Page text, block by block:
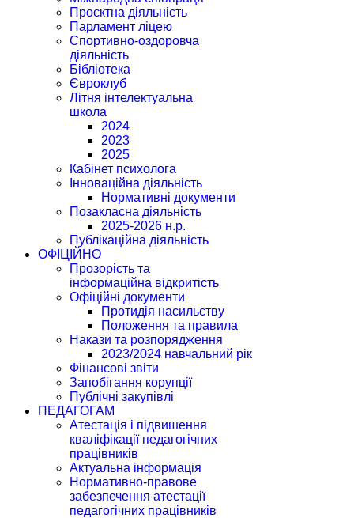
Проєктна діяльність
Парламент ліцею
Спортивно-оздоровча
діяльність
Бібліотека
Євроклуб
Літня інтелектуальна
школа
2024
2023
2025
Кабінет психолога
Інноваційна діяльність
Нормативні документи
Позакласна діяльність
2025-2026 н.р.
Публікаційна діяльність
ОФІЦІЙНО
Прозорість та
інформаційна відкритість
Офіційні документи
Протидія насильству
Положення та правила
Накази та розпорядження
2023/2024 навчальний рік
Фінансові звіти
Запобігання корупції
Публічні закупівлі
ПЕДАГОГАМ
Атестація і підвишення
кваліфікації педагогічних
працівників
Актуальна інформація
Нормативно-правове
забезпечення атестації
педагогічних працівників